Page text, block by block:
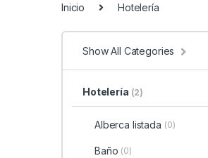
Inicio Hotelería
Show All Categories
Hotelería (2)
Alberca listada (0)
Baño (0)